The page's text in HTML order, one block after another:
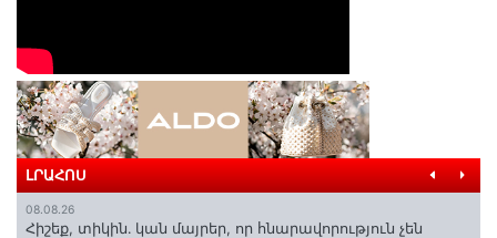
ԼՐԱՀՈՍ
08.08.26
Հիշեք, տիկին․ կան մայրեր, որ հնարավորություն չեն